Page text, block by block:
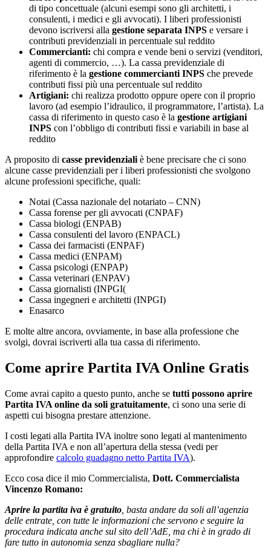
di tipo concettuale (alcuni esempi sono gli architetti, i
consulenti, i medici e gli avvocati). I liberi professionisti
devono iscriversi alla gestione separata INPS e versare i
contributi previdenziali in percentuale sul reddito
Commercianti: chi compra e vende beni o servizi (venditori,
agenti di commercio, …). La cassa previdenziale di
riferimento è la gestione commercianti INPS che prevede
contributi fissi più una percentuale sul reddito
Artigiani: chi realizza prodotto oppure opere con il proprio
lavoro (ad esempio l’idraulico, il programmatore, l’artista). La
cassa di riferimento in questo caso è la gestione artigiani
INPS con l’obbligo di contributi fissi e variabili in base al
reddito
A proposito di casse previdenziali è bene precisare che ci sono
alcune casse previdenziali per i liberi professionisti che svolgono
alcune professioni specifiche, quali:
Notai (Cassa nazionale del notariato – CNN)
Cassa forense per gli avvocati (CNPAF)
Cassa biologi (ENPAB)
Cassa consulenti del lavoro (ENPACL)
Cassa dei farmacisti (ENPAF)
Cassa medici (ENPAM)
Cassa psicologi (ENPAP)
Cassa veterinari (ENPAV)
Cassa giornalisti (INPGI(
Cassa ingegneri e architetti (INPGI)
Enasarco
E molte altre ancora, ovviamente, in base alla professione che
svolgi, dovrai iscriverti alla tua cassa di riferimento.
Come aprire Partita IVA Online Gratis
Come avrai capito a questo punto, anche se tutti possono aprire
Partita IVA online da soli gratuitamente, ci sono una serie di
aspetti cui bisogna prestare attenzione.
I costi legati alla Partita IVA inoltre sono legati al mantenimento
della Partita IVA e non all’apertura della stessa (vedi per
approfondire calcolo guadagno netto Partita IVA).
Ecco cosa dice il mio Commercialista, Dott. Commercialista
Vincenzo Romano:
Aprire la partita iva è gratuito , basta andare da soli all’agenzia
delle entrate, con tutte le informazioni che servono e seguire la
procedura indicata anche sul sito dell’AdE, ma chi è in grado di
fare tutto in autonomia senza sbagliare nulla?